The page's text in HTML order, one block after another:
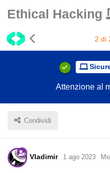
Ethical Hacking
Attenzione al
Condividi
2 di
Vladimir 1 ago 2023